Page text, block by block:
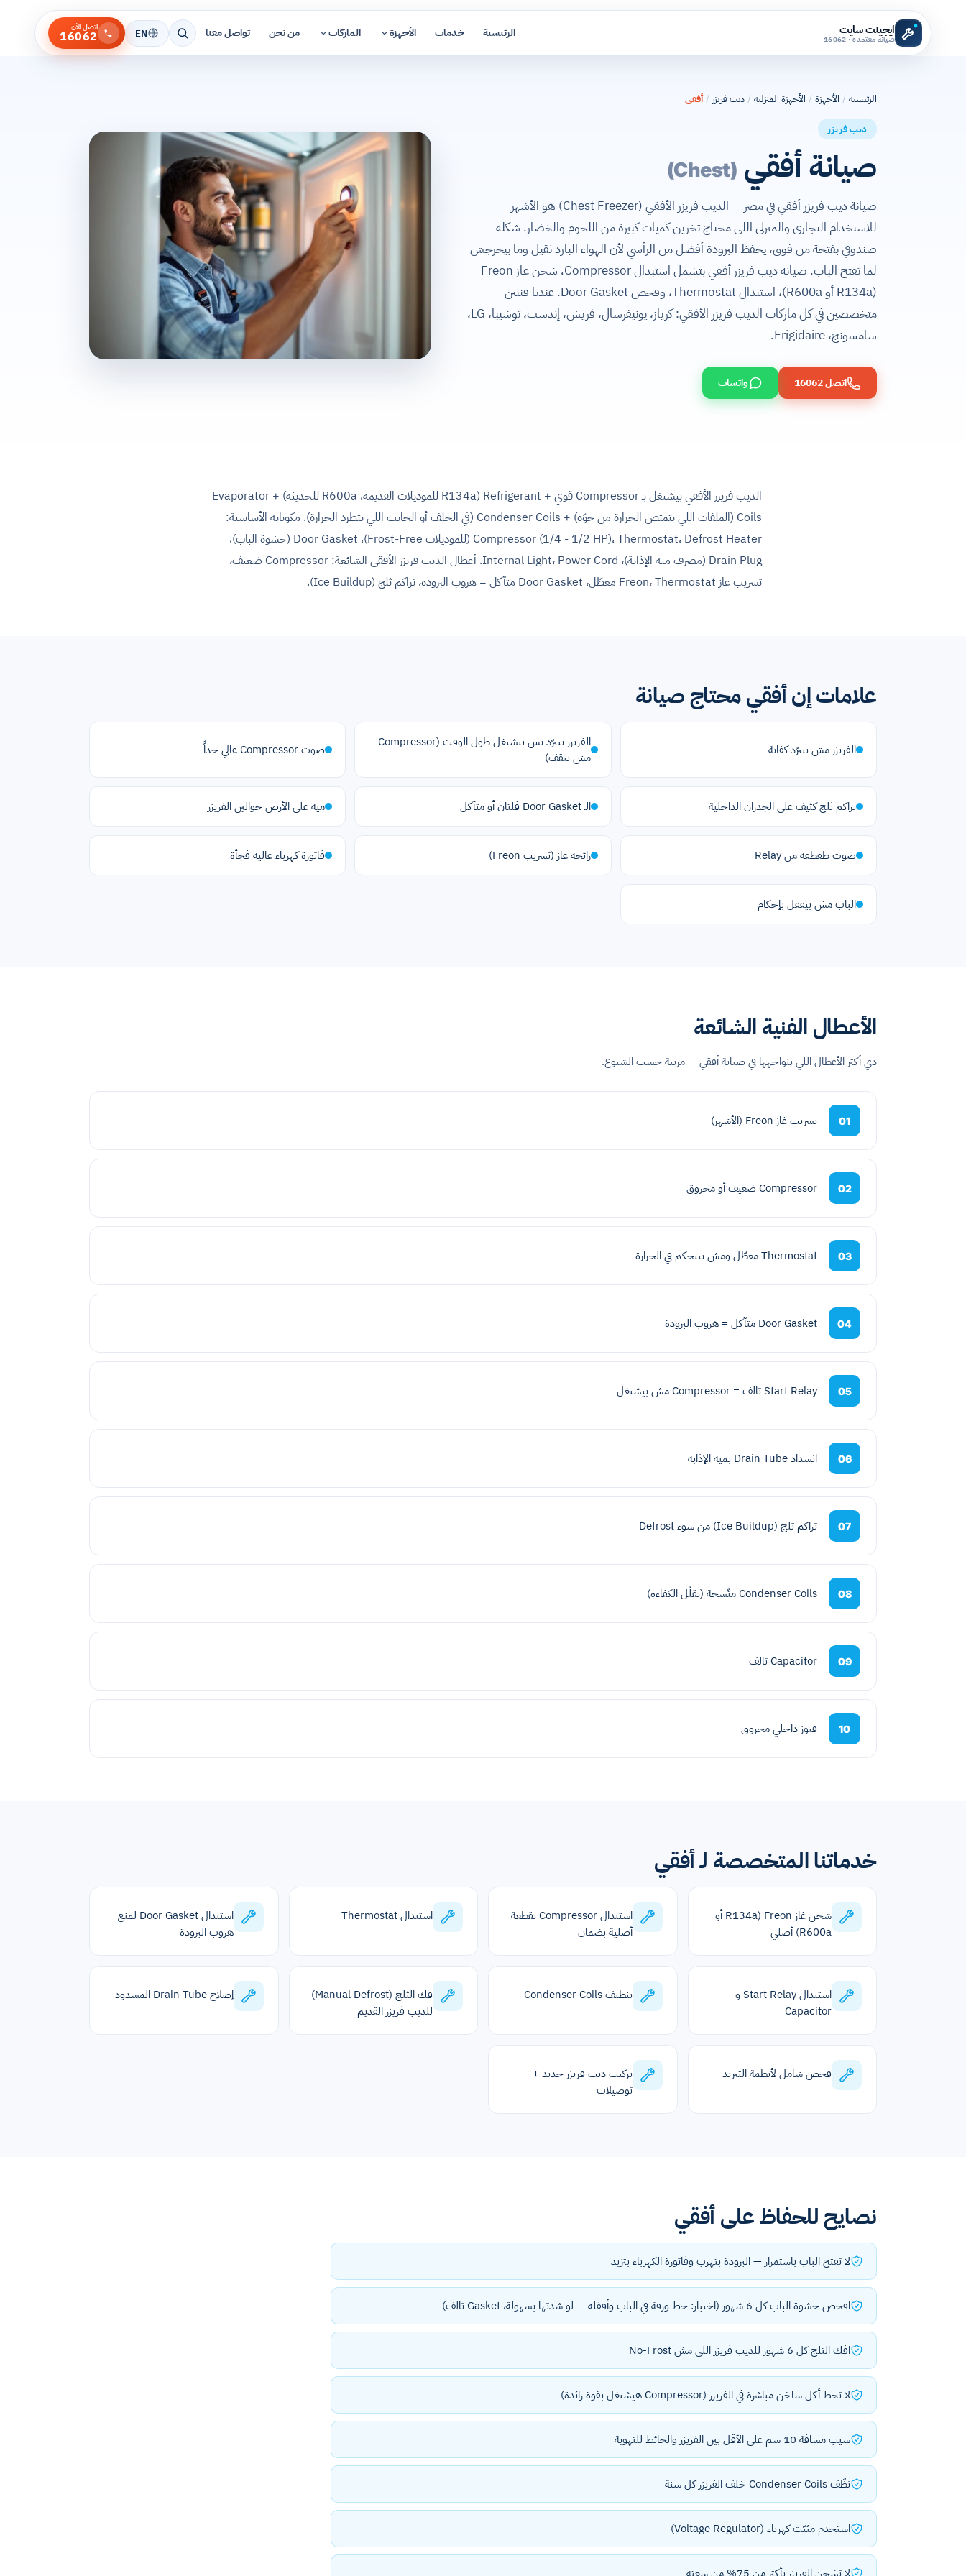
ايجينت سايت
صيانة معتمدة · 16062 الرئيسية خدمات الأجهزة الماركات من نحن تواصل معنا EN اتصل الآن
16062
الرئيسية / الأجهزة / الأجهزة المنزلية / ديب فريزر / أفقي
ديب فريزر
صيانة أفقي (Chest)
صيانة ديب فريزر أفقي في مصر — الديب فريزر الأفقي (Chest Freezer) هو الأشهر
للاستخدام التجاري والمنزلي اللي محتاج تخزين كميات كبيرة من اللحوم والخضار. شكله
صندوقي بفتحة من فوق، يحفظ البرودة أفضل من الرأسي لأن الهواء البارد ثقيل وما بيخرجش
لما تفتح الباب. صيانة ديب فريزر أفقي بتشمل استبدال Compressor، شحن غاز Freon
(R134a أو R600a)، استبدال Thermostat، وفحص Door Gasket. عندنا فنيين
متخصصين في كل ماركات الديب فريزر الأفقي: كرياز، يونيفرسال، فريش، إندست، توشيبا، LG،
سامسونج، Frigidaire.
اتصل 16062 واتساب
الديب فريزر الأفقي بيشتغل بـ Compressor قوي + Refrigerant (R134a للموديلات القديمة، R600a للحديثة) + Evaporator
Coils (الملفات اللي بتمتص الحرارة من جوّه) + Condenser Coils (في الخلف أو الجانب اللي بتطرد الحرارة). مكوناته الأساسية:
Compressor (1/4 - 1/2 HP)، Thermostat، Defrost Heater (للموديلات Frost-Free)، Door Gasket (حشوة الباب)،
Drain Plug (مصرف ميه الإذابة)، Internal Light، Power Cord. أعطال الديب فريزر الأفقي الشائعة: Compressor ضعيف،
تسريب غاز Freon، Thermostat معطّل، Door Gasket متآكل = هروب البرودة، تراكم ثلج (Ice Buildup).
علامات إن أفقي محتاج صيانة
الفريزر مش بيبرّد كفاية
الفريزر بيبرّد بس بيشتغل طول الوقت (Compressor
مش بيقف)
صوت Compressor عالي جداً
تراكم ثلج كثيف على الجدران الداخلية الـ Door Gasket فلتان أو متآكل ميه على الأرض حوالين الفريزر
صوت طقطقة من Relay رائحة غاز (تسريب Freon) فاتورة كهرباء عالية فجأة
الباب مش بيقفل بإحكام
الأعطال الفنية الشائعة
دي أكتر الأعطال اللي بنواجهها في صيانة أفقي — مرتبة حسب الشيوع.
01 تسريب غاز Freon (الأشهر)
02 Compressor ضعيف أو محروق
03 Thermostat معطّل ومش بيتحكم في الحرارة
04 Door Gasket متآكل = هروب البرودة
05 Start Relay تالف = Compressor مش بيشتغل
06 انسداد Drain Tube بميه الإذابة
07 تراكم ثلج (Ice Buildup) من سوء Defrost
08 Condenser Coils متّسخة (تقلّل الكفاءة)
09 Capacitor تالف
10 فيوز داخلي محروق
خدماتنا المتخصصة لـ أفقي
شحن غاز Freon (R134a أو
R600a) أصلي
استبدال Compressor بقطعة
أصلية بضمان
استبدال Thermostat
استبدال Door Gasket لمنع
هروب البرودة
استبدال Start Relay و
Capacitor
تنظيف Condenser Coils
فك الثلج (Manual Defrost)
للديب فريزر القديم
إصلاح Drain Tube المسدود
فحص شامل لأنظمة التبريد
تركيب ديب فريزر جديد +
توصيلات
نصايح للحفاظ على أفقي
لا تفتح الباب باستمرار — البرودة بتهرب وفاتورة الكهرباء بتزيد
افحص حشوة الباب كل 6 شهور (اختبار: حط ورقة في الباب وأقفله — لو شدتها بسهولة، Gasket تالف)
افك الثلج كل 6 شهور للديب فريزر اللي مش No-Frost
لا تحط أكل ساخن مباشرة في الفريزر (Compressor هيشتغل بقوة زائدة)
سيب مسافة 10 سم على الأقل بين الفريزر والحائط للتهوية
نظّف Condenser Coils خلف الفريزر كل سنة
استخدم مثبّت كهرباء (Voltage Regulator)